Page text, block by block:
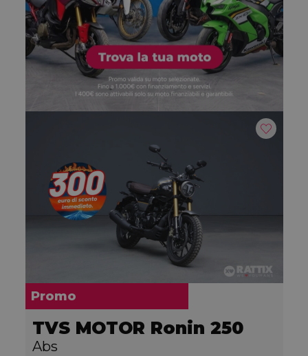
Promo
TVS MOTOR Ronin 250
Abs